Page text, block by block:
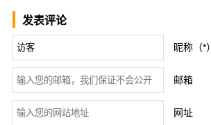
发表评论
昵称（*）
邮箱
网址